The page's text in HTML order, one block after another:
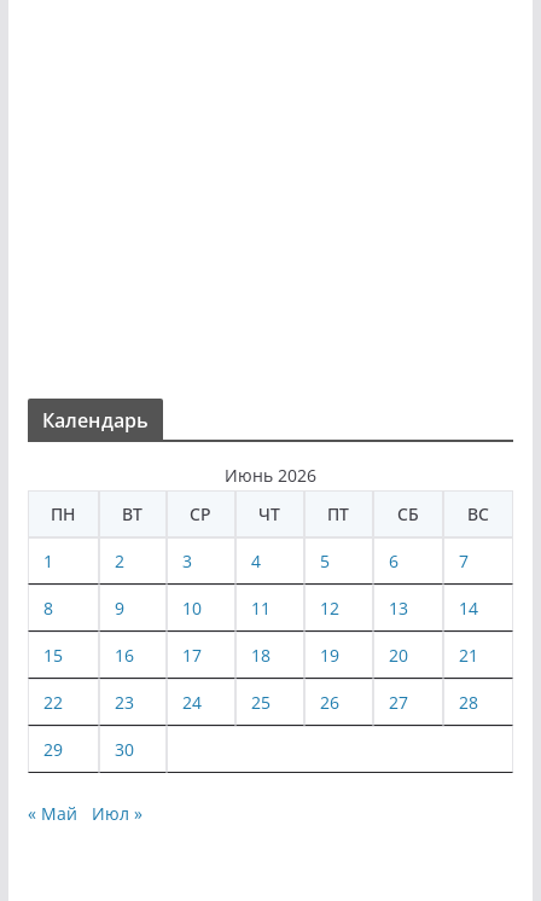
Календарь
Июнь 2026
ПН
ВТ СР ЧТ ПТ СБ ВС
1 2 3 4 5 6 7
8 9 10 11 12 13 14
15 16 17 18 19 20 21
22 23 24 25 26 27 28
29 30
« Май Июл »